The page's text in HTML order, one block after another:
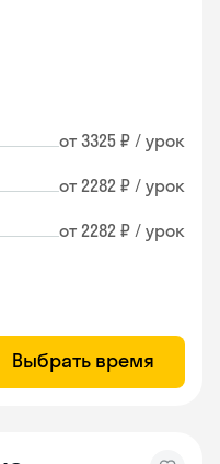
от 3325 ₽ / урок
от 2282 ₽ / урок
от 2282 ₽ / урок
Выбрать время